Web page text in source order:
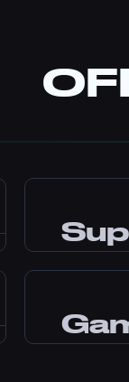
24/
Discord,
questions